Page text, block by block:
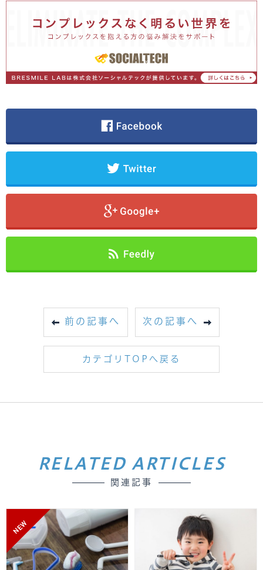
前の記事へ 次の記事へ
カテゴリTOPへ戻る
RELATED ARTICLES
関連記事
NEW